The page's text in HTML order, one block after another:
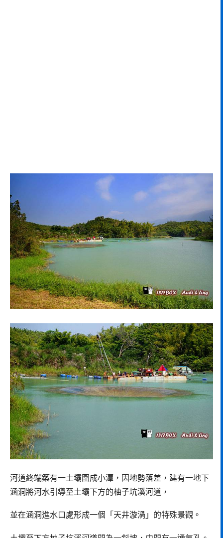
河道終端築有一土壩圍成小潭，因地勢落差，建有一地下
涵洞將河水引導至土壩下方的柚子坑溪河道，
並在涵洞進水口處形成一個「天井漩渦」的特殊景觀。